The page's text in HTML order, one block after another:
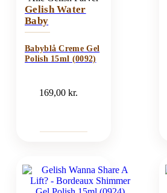
Gelish Water
Baby
Babyblå Creme Gel
Polish 15ml (0092)
169,00kr.